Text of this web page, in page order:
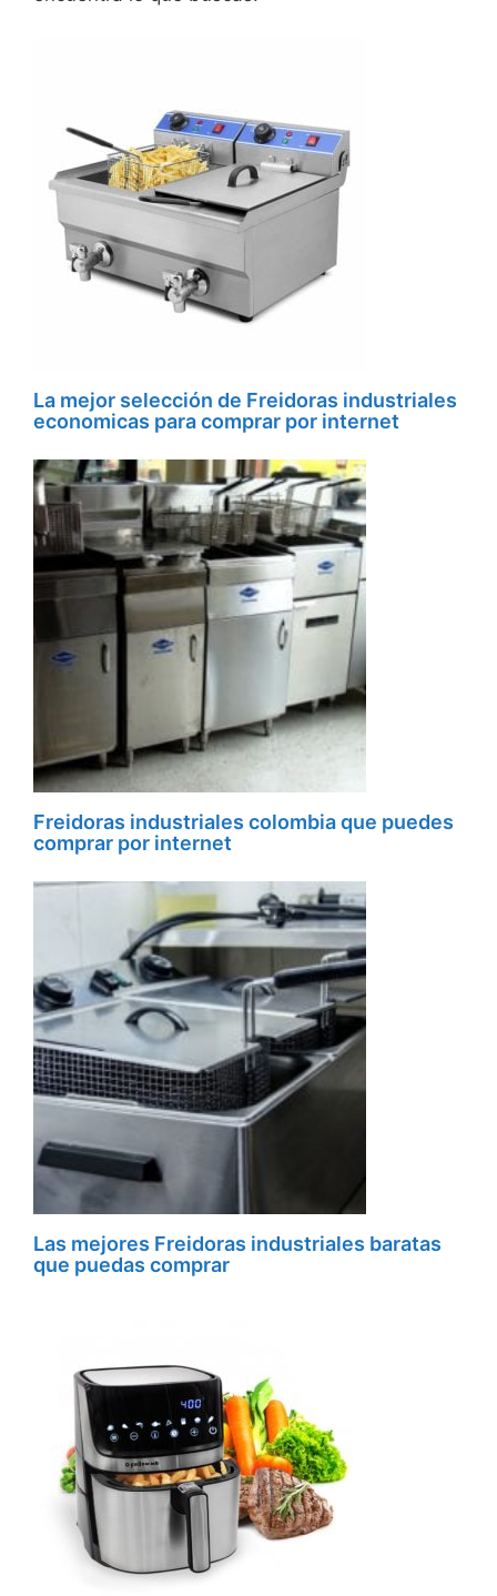
La mejor selección de Freidoras industriales
economicas para comprar por internet
Freidoras industriales colombia que puedes
comprar por internet
Las mejores Freidoras industriales baratas
que puedas comprar